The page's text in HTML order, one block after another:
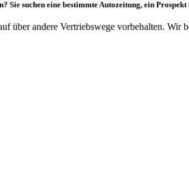
Sie suchen eine bestimmte Autozeitung, ein
über andere Vertriebswege vorbehalten. Wir